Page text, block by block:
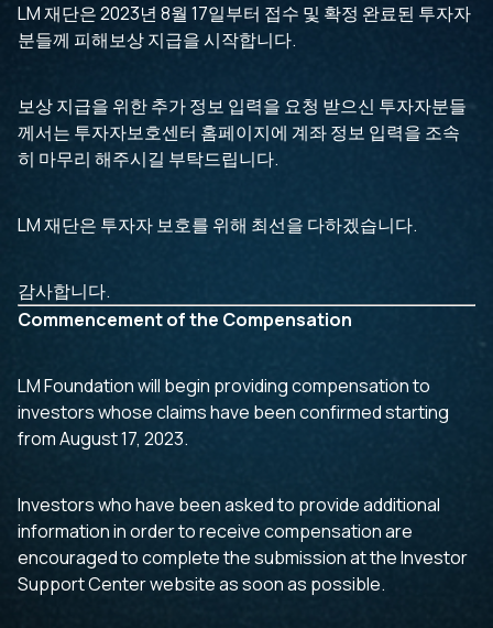
LM 재단은 2023년 8월 17일부터 접수 및 확정 완료된 투자자
분들께 피해보상 지급을 시작합니다.
보상 지급을 위한 추가 정보 입력을 요청 받으신 투자자분들
께서는 투자자보호센터 홈페이지에 계좌 정보 입력을 조속
히 마무리 해주시길 부탁드립니다.
LM 재단은 투자자 보호를 위해 최선을 다하겠습니다.
감사합니다.
Commencement of the Compensation
LM Foundation will begin providing compensation to
investors whose claims have been confirmed starting
from August 17, 2023.
Investors who have been asked to provide additional
information in order to receive compensation are
encouraged to complete the submission at the Investor
Support Center website as soon as possible.